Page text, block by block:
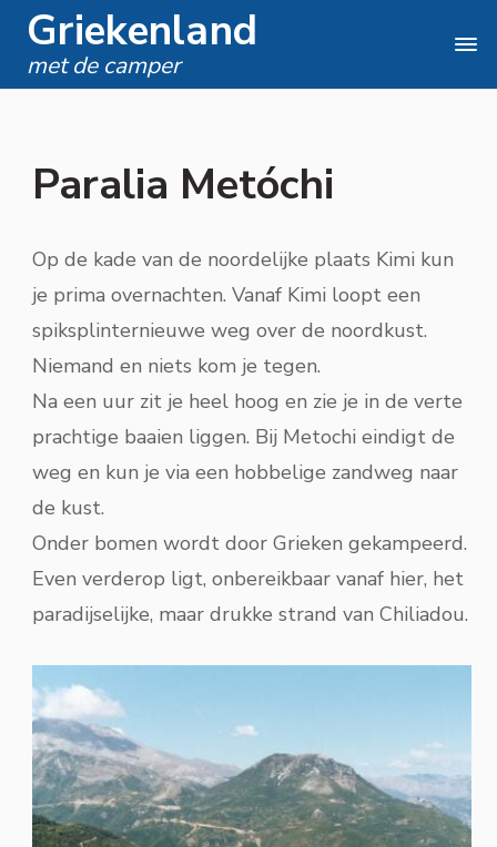
Griekenland
met de camper
Paralia Metóchi
Op de kade van de noordelijke plaats Kimi kun
je prima overnachten. Vanaf Kimi loopt een
spiksplinternieuwe weg over de noordkust.
Niemand en niets kom je tegen.
Na een uur zit je heel hoog en zie je in de verte
prachtige baaien liggen. Bij Metochi eindigt de
weg en kun je via een hobbelige zandweg naar
de kust.
Onder bomen wordt door Grieken gekampeerd.
Even verderop ligt, onbereikbaar vanaf hier, het
paradijselijke, maar drukke strand van Chiliadou.